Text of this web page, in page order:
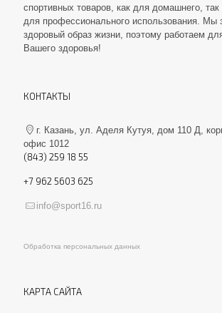
спортивных товаров, как для домашнего, так
для профессионального использования. Мы
здоровый образ жизни, поэтому работаем
Вашего здоровья!
КОНТАКТЫ
г. Казань, ул. Аделя Кутуя, дом 110 Д,
офис 1012
(843) 259 18 55
+7 962 5603 625
info@sport16.ru
Обработка персональных данных
КАРТА САЙТА